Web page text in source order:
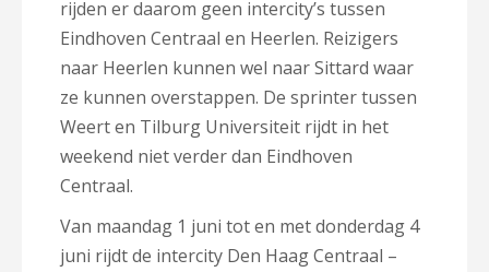
rijden er daarom geen intercity’s tussen
Eindhoven Centraal en Heerlen. Reizigers
naar Heerlen kunnen wel naar Sittard waar
ze kunnen overstappen. De sprinter tussen
Weert en Tilburg Universiteit rijdt in het
weekend niet verder dan Eindhoven
Centraal.
Van maandag 1 juni tot en met donderdag 4
juni rijdt de intercity Den Haag Centraal –